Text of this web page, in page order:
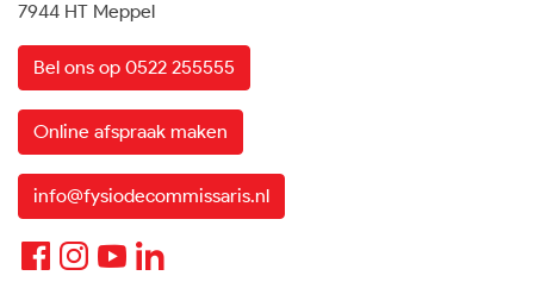
7944 HT Meppel
Bel ons op 0522 255555
Online afspraak maken
info@fysiodecommissaris.nl